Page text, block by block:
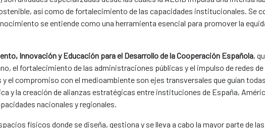
así como de fortalecimiento de las capacidades institucionales. Se
se entiende como una herramienta esencial para promover la
Innovación y Educación para el Desarrollo de la Cooperación Española,
el fortalecimiento de las administraciones públicas y el impulso de redes
el compromiso con el medioambiente son ejes transversales que guían
y la creación de alianzas estratégicas entre instituciones de España,
nacionales y regionales.
físicos donde se diseña, gestiona y se lleva a cabo la mayor parte de